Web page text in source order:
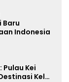
Baru
Indonesia
Kei
Kelas